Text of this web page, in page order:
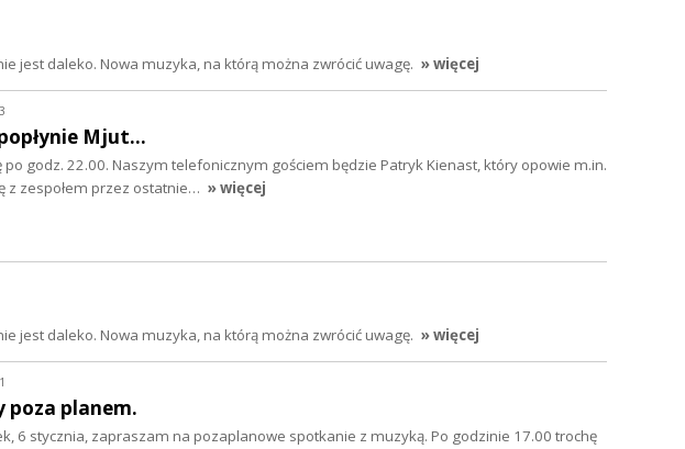
jest daleko. Nowa muzyka, na którą można zwrócić uwagę. » więcej
Mjut...
po godz. 22.00. Naszym telefonicznym gościem będzie Patryk Kienast, który opowie m.in.
z zespołem przez ostatnie… » więcej
jest daleko. Nowa muzyka, na którą można zwrócić uwagę. » więcej
poza planem.
6 stycznia, zapraszam na pozaplanowe spotkanie z muzyką. Po godzinie 17.00 trochę